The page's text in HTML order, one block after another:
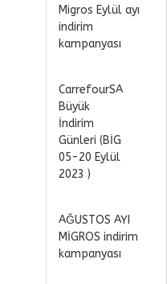
Migros Eylül ayı
indirim
kampanyası
CarrefourSA
Büyük
İndirim
Günleri (BİG
05-20 Eylül
2023 )
AĞUSTOS AYI
MİGROS indirim
kampanyası